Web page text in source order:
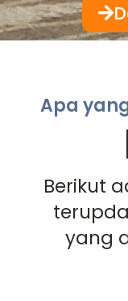
Apa
Berikut
yang